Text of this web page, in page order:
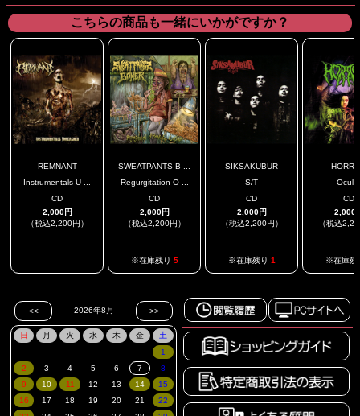
こちらの商品も一緒にいかがですか？
REMNANT
Instrumentals U ...
CD
2,000円
（税込2,200円）
SWEATPANTS B ...
Regurgitation O ...
CD
2,000円
（税込2,200円）
※在庫残り 5
SIKSAKUBUR
S/T
CD
2,000円
（税込2,200円）
※在庫残り 1
Oculto
CD
2,000
（税込
※在庫残